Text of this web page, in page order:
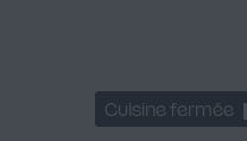
Cuisine fermée